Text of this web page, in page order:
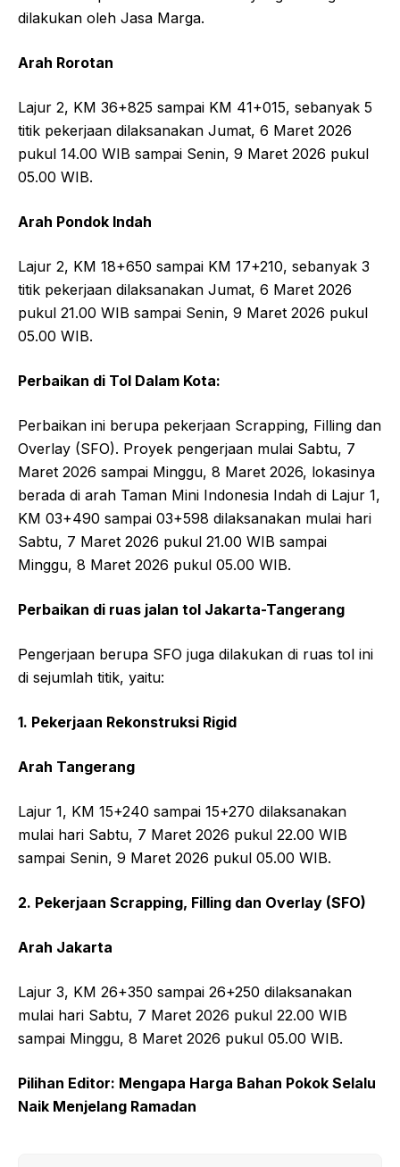
dilakukan oleh Jasa Marga.
Arah Rorotan
Lajur 2, KM 36+825 sampai KM 41+015, sebanyak 5
titik pekerjaan dilaksanakan Jumat, 6 Maret 2026
pukul 14.00 WIB sampai Senin, 9 Maret 2026 pukul
05.00 WIB.
Arah Pondok Indah
Lajur 2, KM 18+650 sampai KM 17+210, sebanyak 3
titik pekerjaan dilaksanakan Jumat, 6 Maret 2026
pukul 21.00 WIB sampai Senin, 9 Maret 2026 pukul
05.00 WIB.
Perbaikan di Tol Dalam Kota:
Perbaikan ini berupa pekerjaan Scrapping, Filling dan
Overlay (SFO). Proyek pengerjaan mulai Sabtu, 7
Maret 2026 sampai Minggu, 8 Maret 2026, lokasinya
berada di arah Taman Mini Indonesia Indah di Lajur 1,
KM 03+490 sampai 03+598 dilaksanakan mulai hari
Sabtu, 7 Maret 2026 pukul 21.00 WIB sampai
Minggu, 8 Maret 2026 pukul 05.00 WIB.
Perbaikan di ruas jalan tol Jakarta-Tangerang
Pengerjaan berupa SFO juga dilakukan di ruas tol ini
di sejumlah titik, yaitu:
1. Pekerjaan Rekonstruksi Rigid
Arah Tangerang
Lajur 1, KM 15+240 sampai 15+270 dilaksanakan
mulai hari Sabtu, 7 Maret 2026 pukul 22.00 WIB
sampai Senin, 9 Maret 2026 pukul 05.00 WIB.
2. Pekerjaan Scrapping, Filling dan Overlay (SFO)
Arah Jakarta
Lajur 3, KM 26+350 sampai 26+250 dilaksanakan
mulai hari Sabtu, 7 Maret 2026 pukul 22.00 WIB
sampai Minggu, 8 Maret 2026 pukul 05.00 WIB.
Pilihan Editor: Mengapa Harga Bahan Pokok Selalu
Naik Menjelang Ramadan